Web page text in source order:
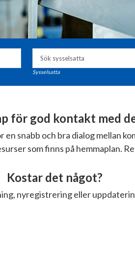
Sysselsatta
för god kontakt med
snabb och bra dialog mellan
som finns på hemmaplan.
Kostar det något?
nyregistrering eller